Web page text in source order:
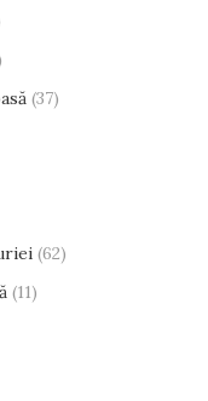
(37)
(62)
(11)